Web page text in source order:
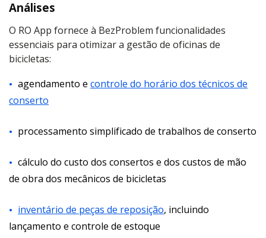
Análises
O RO App fornece à BezProblem funcionalidades
essenciais para otimizar a gestão de oficinas de
bicicletas:
agendamento e controle do horário dos técnicos de
conserto
processamento simplificado de trabalhos de conserto
cálculo do custo dos consertos e dos custos de mão
de obra dos mecânicos de bicicletas
inventário de peças de reposição, incluindo
lançamento e controle de estoque